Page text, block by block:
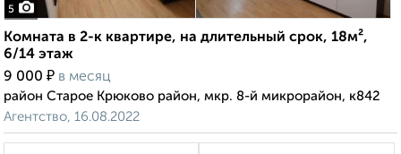
5
Комната в 2-к квартире, на длительный срок, 18м²,
6/14 этаж
9 000 ₽ в месяц
район Старое Крюково район, мкр. 8-й микрорайон, к842
Агентство, 16.08.2022